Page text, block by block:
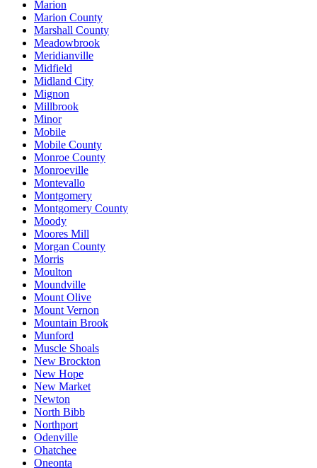
Marion
Marion County
Marshall County
Meadowbrook
Meridianville
Midfield
Midland City
Mignon
Millbrook
Minor
Mobile
Mobile County
Monroe County
Monroeville
Montevallo
Montgomery
Montgomery County
Moody
Moores Mill
Morgan County
Morris
Moulton
Moundville
Mount Olive
Mount Vernon
Mountain Brook
Munford
Muscle Shoals
New Brockton
New Hope
New Market
Newton
North Bibb
Northport
Odenville
Ohatchee
Oneonta